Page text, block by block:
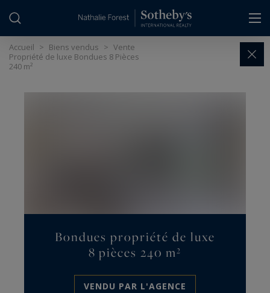
Accueil > Biens vendus > Vente
Propriété de luxe Bondues 8 Pièces
240 m²
Bondues propriété de luxe
8 pièces 240 m²
VENDU PAR L'AGENCE